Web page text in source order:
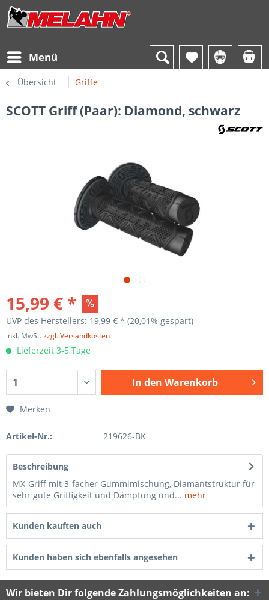
Menü
Übersicht Griffe
SCOTT Griff (Paar): Diamond, schwarz
15,99 € *
UVP des Herstellers: 19,99 € * (20,01% gespart)
inkl. MwSt.zzgl. Versandkosten
Lieferzeit 3-5 Tage
In den Warenkorb
Merken
Artikel-Nr.: 219626-BK
Beschreibung
MX-Griff mit 3-facher Gummimischung, Diamantstruktur für
sehr gute Griffigkeit und Dämpfung und... mehr
Kunden kauften auch
Kunden haben sich ebenfalls angesehen
Wir bieten Dir folgende Zahlungsmöglichkeiten an: